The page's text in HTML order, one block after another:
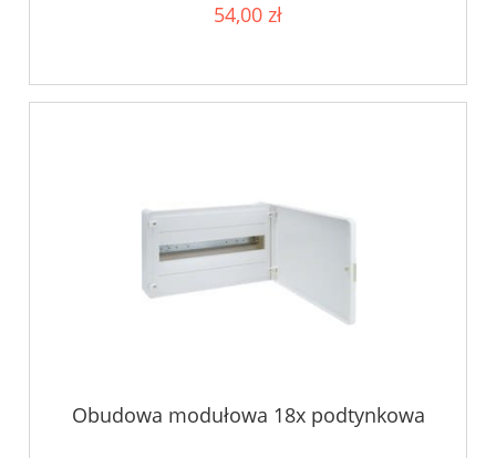
54,00 zł
Obudowa modułowa 18x podtynkowa